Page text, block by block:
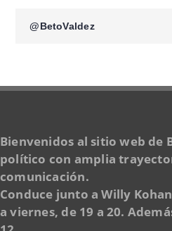
@BetoValdez
Bienvenidos al sitio web de
político con amplia
comunicación.
Conduce junto a Willy
a viernes, de 19 a 20.